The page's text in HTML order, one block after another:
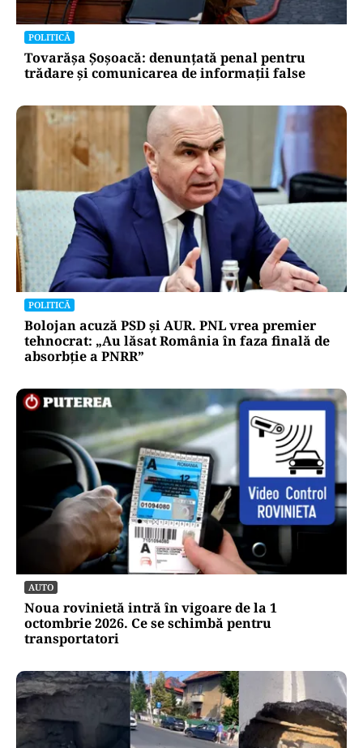
POLITICĂ
Tovarășa Șoșoacă: denunțată penal pentru
trădare și comunicarea de informații false
POLITICĂ
Bolojan acuză PSD și AUR. PNL vrea premier
tehnocrat: „Au lăsat România în faza finală de
absorbţie a PNRR”
AUTO
Noua rovinietă intră în vigoare de la 1
octombrie 2026. Ce se schimbă pentru
transportatori